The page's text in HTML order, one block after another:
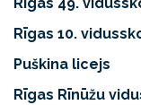
Rīgas 49.
Rīgas 10.
Puškina licejs
Rīgas Rīnūžu